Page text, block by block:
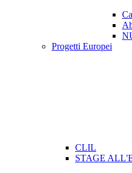
Progetti Europei
CLIL
STAGE